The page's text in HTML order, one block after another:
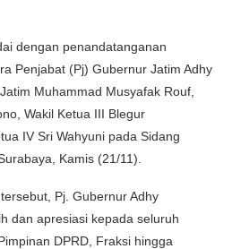
dengan penandatanganan
Penjabat (Pj) Gubernur Jatim Adhy
Muhammad Musyafak Rouf,
Wakil Ketua III Blegur
IV Sri Wahyuni pada Sidang
Kamis (21/11).
Pj. Gubernur Adhy
dan apresiasi kepada seluruh
DPRD, Fraksi hingga